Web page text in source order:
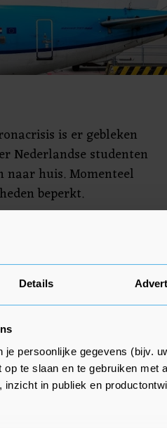
Details
je persoonlijke gegevens (bijv.
te slaan en te gebruiken met
inzicht in publiek en
is er gebleken
Nederlandse studenten
naar huis. Momenteel
beperkt.
terugkeren, moeten
tijd)